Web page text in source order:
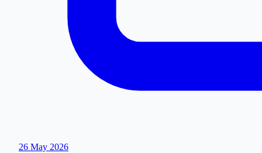
26 May 2026